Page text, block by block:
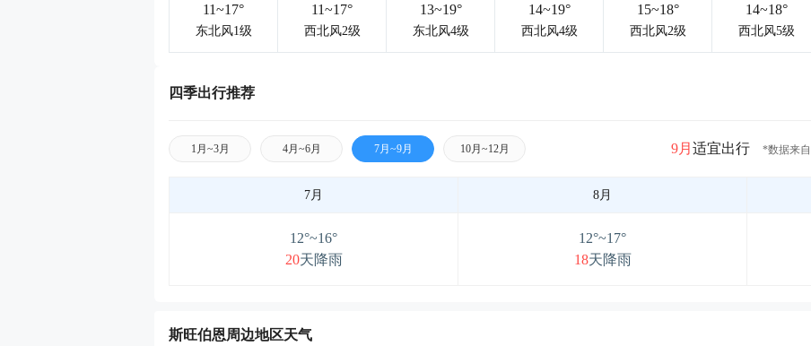
11~17°
东北风1级
11~17°
西北风2级
13~19°
东北风4级
14~19°
西北风4级
15~18°
西北风2级
14~18°
西北风5级
四季出行推荐
1月~3月 4月~6月 7月~9月 10月~12月 9月 适宜出行 *数据来
7月 8月
12°~16°
20天降雨
12°~17°
18天降雨
斯旺伯恩周边地区天气